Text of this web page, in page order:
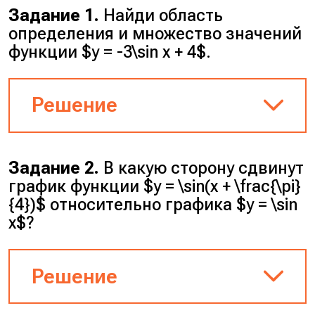
Задание 1. Найди область
определения и множество значений
функции $y = -3\sin x + 4$.
Решение
значениях $x$. Функция не
содержит знаменателей,
логарифмов и корней. Значит,
её область определения —
2. Оценим, какие значения
принимает функция:
Задание 2. В какую сторону сдвинут
график функции $y = \sin(x + \frac{\pi}
{4})$ относительно графика $y = \sin
x$?
Решение